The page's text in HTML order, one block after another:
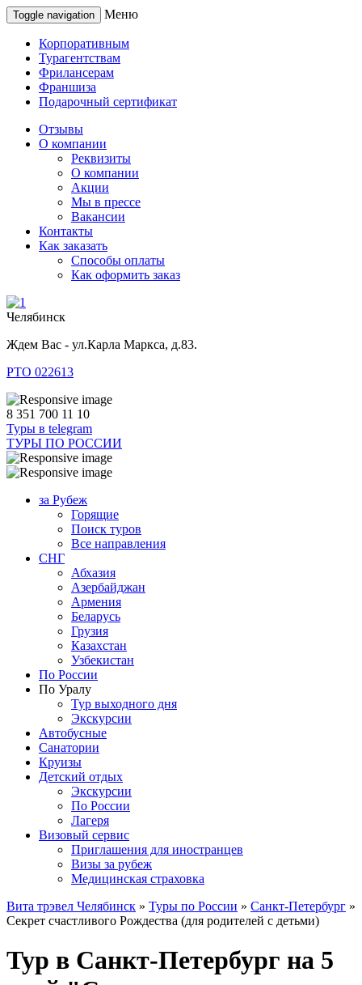
Toggle navigation Меню
Корпоративным
Турагентствам
Фрилансерам
Франшиза
Подарочный сертификат
Отзывы
О компании
Реквизиты
О компании
Акции
Мы в прессе
Вакансии
Контакты
Как заказать
Способы оплаты
Как оформить заказ
Челябинск
Ждем Вас - ул.Карла Маркса, д.83.
РТО 022613
8 351 700 11 10
Туры в telegram
ТУРЫ ПО РОССИИ
за Рубеж
Горящие
Поиск туров
Все направления
СНГ
Абхазия
Азербайджан
Армения
Беларусь
Грузия
Казахстан
Узбекистан
По России
По Уралу
Тур выходного дня
Экскурсии
Автобусные
Санатории
Круизы
Детский отдых
Экскурсии
По России
Лагеря
Визовый сервис
Приглашения для иностранцев
Визы за рубеж
Медицинская страховка
Вита трэвел Челябинск » Туры по России » Санкт-Петербург »
Секрет счастливого Рождества (для родителей с детьми)
Тур в Санкт-Петербург на 5